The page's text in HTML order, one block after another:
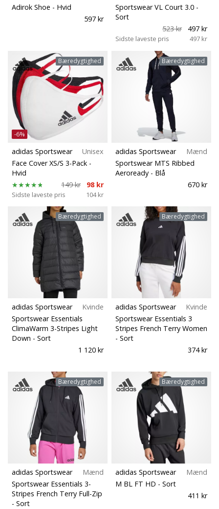
Adirok Shoe - Hvid
597 kr
Sportswear VL Court 3.0 -
Sort
523 kr
497 kr
Sidste laveste pris 497 kr
Bæredygtighed
-6%
adidas Sportswear
Unisex
Face Cover XS/S 3-Pack -
Hvid
149 kr
98 kr
Sidste laveste pris 104 kr
Bæredygtighed
adidas Sportswear
Mænd
Sportswear MTS Ribbed
Aeroready - Blå
670 kr
Bæredygtighed
adidas Sportswear
Kvinde
Sportswear Essentials
ClimaWarm 3-Stripes Light
Down - Sort
1 120 kr
Bæredygtighed
adidas Sportswear
Kvinde
Sportswear Essentials 3
Stripes French Terry Women
- Sort
374 kr
Bæredygtighed
adidas Sportswear
Mænd
Sportswear Essentials 3-
Stripes French Terry Full-Zip
- Sort
Bæredygtighed
adidas Sportswear
Mænd
M BL FT HD - Sort
411 kr